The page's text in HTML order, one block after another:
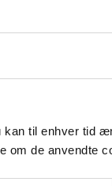
kan til enhver tid
de anvendte